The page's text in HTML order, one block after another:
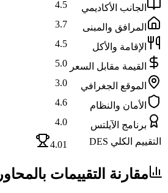
الجانب الأكاديمي
4.5
المرافق والمبنى 3.7
الإقامة والأكل 4.5
القيمة مقابل السعر 5.0
الموقع الجغرافي 3.0
الأمان والنظام 4.6
برنامج الآيلتس 4.0
التقييم الكلي DES
4.01
مقارنة التقييمات بالمحاور